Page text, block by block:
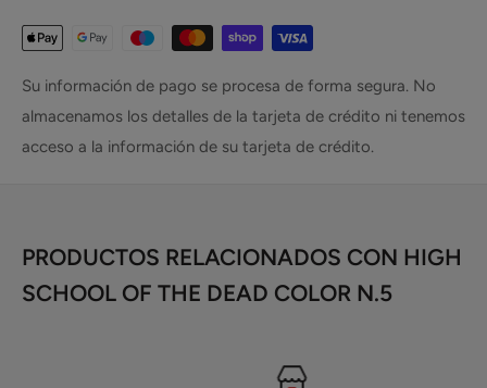
Su información de pago se procesa de forma segura. No
almacenamos los detalles de la tarjeta de crédito ni tenemos
acceso a la información de su tarjeta de crédito.
PRODUCTOS RELACIONADOS CON HIGH
SCHOOL OF THE DEAD COLOR N.5